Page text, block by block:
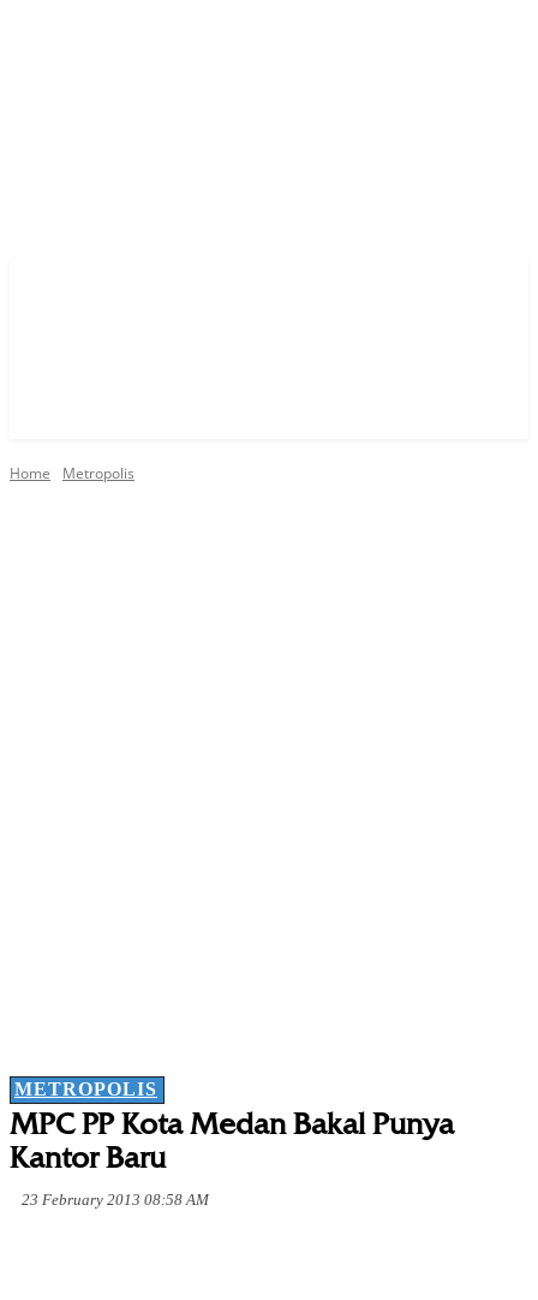
Home Metropolis
METROPOLIS
MPC PP Kota Medan Bakal Punya
Kantor Baru
23 February 2013 08:58 AM